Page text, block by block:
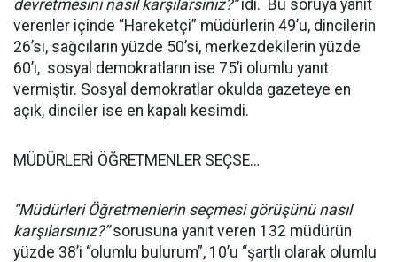
devretmesini nasıl karşılarsınız?”idi. Bu soruya yanıt
verenler içinde “Hareketçi” müdürlerin 49’u, dincilerin
26’sı, sağcıların yüzde 50’si, merkezdekilerin yüzde
60’ı, sosyal demokratların ise 75’i olumlu yanıt
vermiştir. Sosyal demokratlar okulda gazeteye en
açık, dinciler ise en kapalı kesimdi.
MÜDÜRLERİ ÖĞRETMENLER SEÇSE…
“Müdürleri Öğretmenlerin seçmesi görüşünü nasıl
karşılarsınız?”sorusuna yanıt veren 132 müdürün
yüzde 38’i “olumlu bulurum”, 10’u “şartlı olarak olumlu